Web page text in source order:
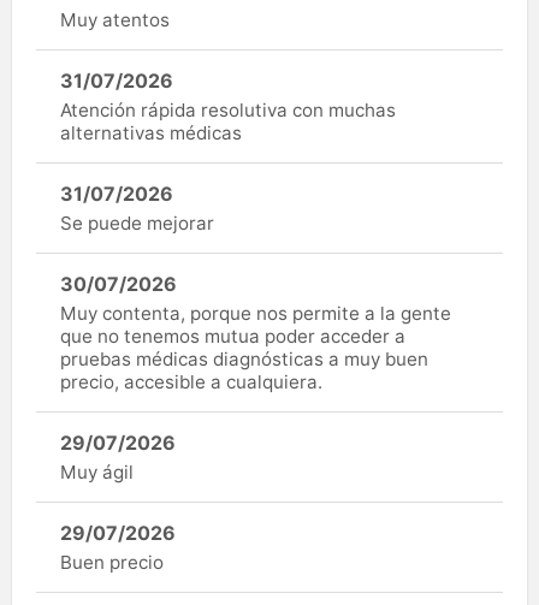
Muy atentos
31/07/2026
Atención rápida resolutiva con muchas
alternativas médicas
31/07/2026
Se puede mejorar
30/07/2026
Muy contenta, porque nos permite a la gente
que no tenemos mutua poder acceder a
pruebas médicas diagnósticas a muy buen
precio, accesible a cualquiera.
29/07/2026
Muy ágil
29/07/2026
Buen precio